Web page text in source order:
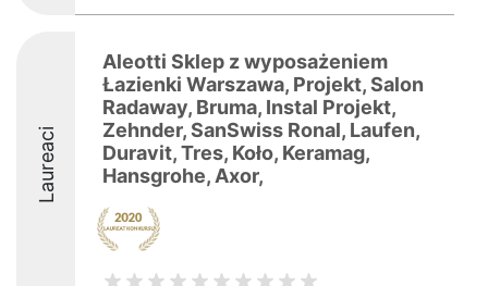
Laureaci
Aleotti Sklep z wyposażeniem
Łazienki Warszawa, Projekt, Salon
Radaway, Bruma, Instal Projekt,
Zehnder, SanSwiss Ronal, Laufen,
Duravit, Tres, Koło, Keramag,
Hansgrohe, Axor,